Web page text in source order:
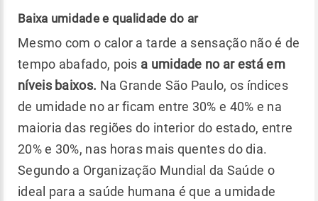
Baixa umidade e qualidade do ar
Mesmo com o calor a tarde a sensação não é de
tempo abafado, pois a umidade no ar está em
níveis baixos. Na Grande São Paulo, os índices
de umidade no ar ficam entre 30% e 40% e na
maioria das regiões do interior do estado, entre
20% e 30%, nas horas mais quentes do dia.
Segundo a Organização Mundial da Saúde o
ideal para a saúde humana é que a umidade